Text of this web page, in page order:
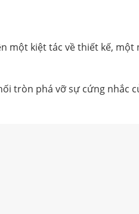
một kiệt tác về thiết kế, một
tròn phá vỡ sự cứng nhắc